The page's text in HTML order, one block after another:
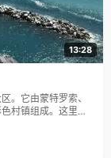
13:28
。它由蒙特罗索、
村镇组成。这里依